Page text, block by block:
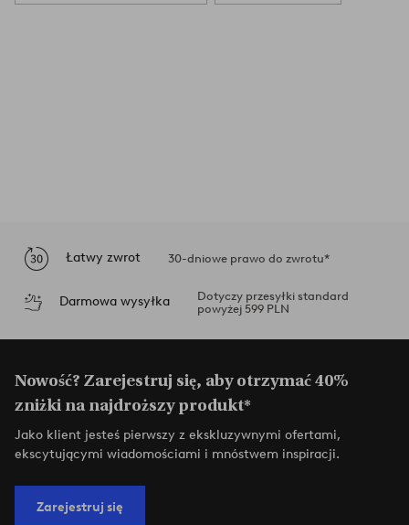
Łatwy zwrot 30-dniowe prawo do zwrotu*
Darmowa wysyłka
Dotyczy przesyłki standard
powyżej 599 PLN
Nowość? Zarejestruj się, aby otrzymać 40%
zniżki na najdroższy produkt*
Jako klient jesteś pierwszy z ekskluzywnymi ofertami,
ekscytującymi wiadomościami i mnóstwem inspiracji.
Zarejestruj się